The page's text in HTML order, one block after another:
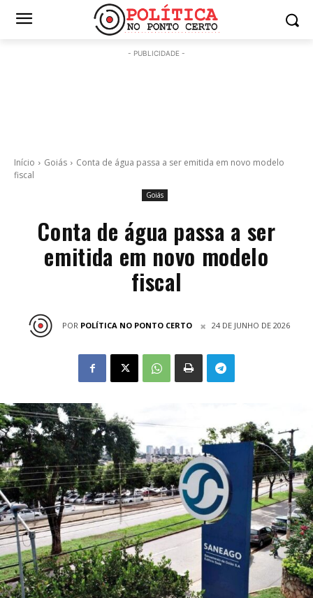
- PUBLICIDADE -
Início Goiás
Conta de água passa a ser emitida em novo modelo
fiscal
Goiás
Conta de água passa a ser
emitida em novo modelo
fiscal
POR POLÍTICA NO PONTO CERTO 24 DE JUNHO DE 2026